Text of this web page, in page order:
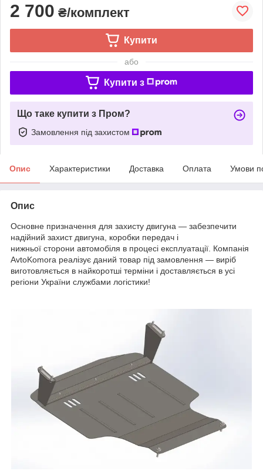
2 700 ₴/комплект
Купити
або
Купити з
Що таке купити з Пром?
Замовлення під захистом
Опис Характеристики Доставка Оплата Умови
Опис
Основне призначення для захисту двигуна — забезпечити
надійний захист двигуна, коробки передач і
нижньої сторони автомобіля в процесі експлуатації. Компанія
AvtoKomora реалізує даний товар під замовлення — виріб
виготовляється в найкоротші терміни і доставляється в усі
регіони України службами логістики!